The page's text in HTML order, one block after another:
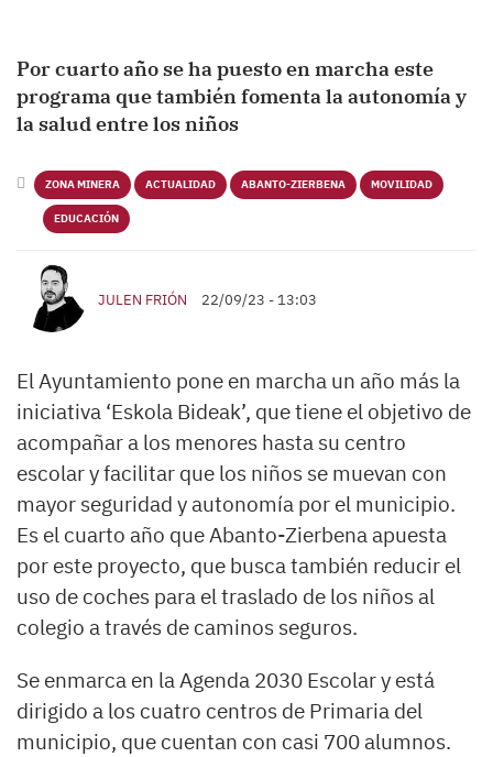
Por cuarto año se ha puesto en marcha este
programa que también fomenta la autonomía y
la salud entre los niños
ZONA MINERA ACTUALIDAD ABANTO-ZIERBENA MOVILIDAD
EDUCACIÓN
JULEN FRIÓN 22/09/23 - 13:03
El Ayuntamiento pone en marcha un año más la
iniciativa ‘Eskola Bideak’, que tiene el objetivo de
acompañar a los menores hasta su centro
escolar y facilitar que los niños se muevan con
mayor seguridad y autonomía por el municipio.
Es el cuarto año que Abanto-Zierbena apuesta
por este proyecto, que busca también reducir el
uso de coches para el traslado de los niños al
colegio a través de caminos seguros.
Se enmarca en la Agenda 2030 Escolar y está
dirigido a los cuatro centros de Primaria del
municipio, que cuentan con casi 700 alumnos.